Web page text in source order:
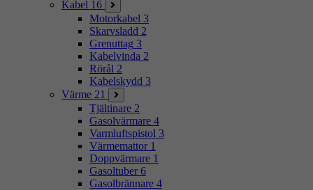
Kabel 16
Motorkabel 3
Skarvsladd 2
Grenuttag 3
Kabelvinda 2
Rörål 2
Kabelskydd 3
Värme 21
Tjältinare 2
Gasolvärmare 4
Varmluftspistol 3
Värmemattor 1
Doppvärmare 1
Gasoltuber 6
Gasolbrännare 4